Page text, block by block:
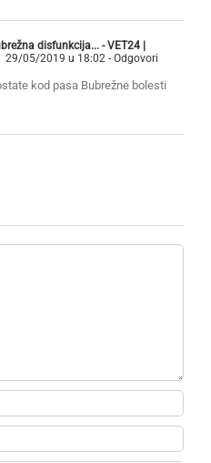
disfunkcija... - VET24 |
29/05/2019 u 18:02 - Odgovori
kod pasa Bubrežne bolesti